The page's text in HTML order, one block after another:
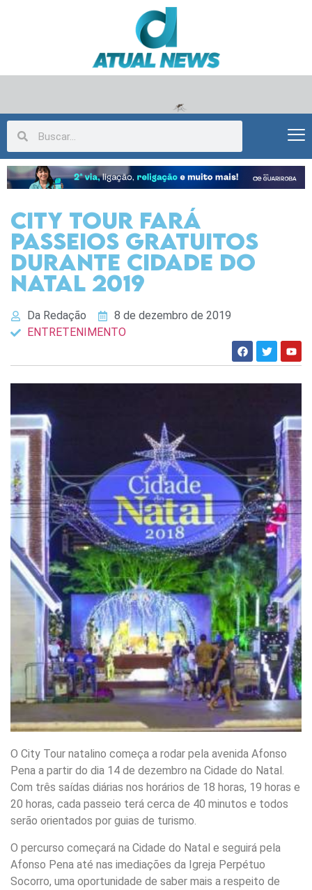
CITY TOUR FARÁ
PASSEIOS GRATUITOS
DURANTE CIDADE DO
NATAL 2019
Da Redação
8 de dezembro de 2019
ENTRETENIMENTO
O City Tour natalino começa a rodar pela avenida Afonso
Pena a partir do dia 14 de dezembro na Cidade do Natal.
Com três saídas diárias nos horários de 18 horas, 19 horas e
20 horas, cada passeio terá cerca de 40 minutos e todos
serão orientados por guias de turismo.
O percurso começará na Cidade do Natal e seguirá pela
Afonso Pena até nas imediações da Igreja Perpétuo
Socorro, uma oportunidade de saber mais a respeito de